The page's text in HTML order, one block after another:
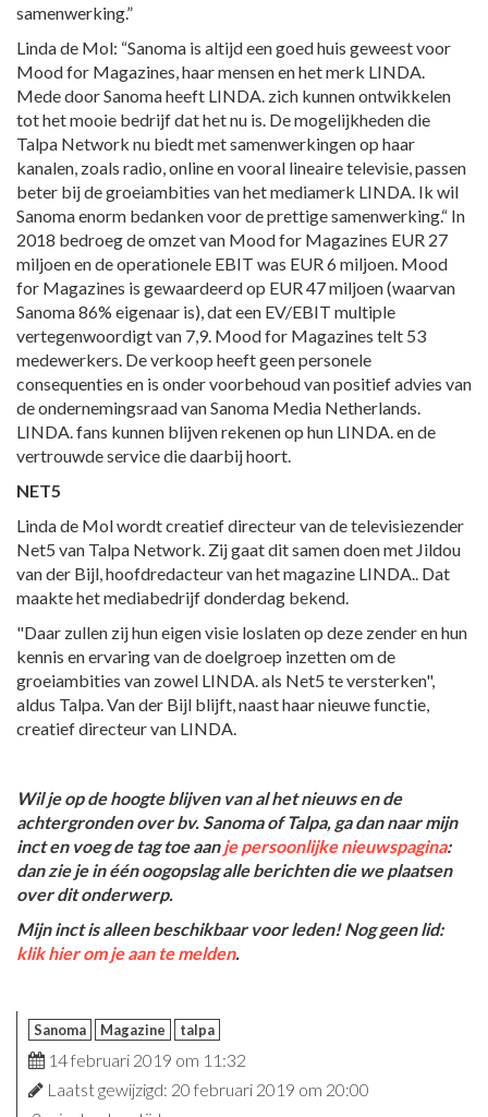
samenwerking.”
Linda de Mol: “Sanoma is altijd een goed huis geweest voor
Mood for Magazines, haar mensen en het merk LINDA.
Mede door Sanoma heeft LINDA. zich kunnen ontwikkelen
tot het mooie bedrijf dat het nu is. De mogelijkheden die
Talpa Network nu biedt met samenwerkingen op haar
kanalen, zoals radio, online en vooral lineaire televisie, passen
beter bij de groeiambities van het mediamerk LINDA. Ik wil
Sanoma enorm bedanken voor de prettige samenwerking.“ In
2018 bedroeg de omzet van Mood for Magazines EUR 27
miljoen en de operationele EBIT was EUR 6 miljoen. Mood
for Magazines is gewaardeerd op EUR 47 miljoen (waarvan
Sanoma 86% eigenaar is), dat een EV/EBIT multiple
vertegenwoordigt van 7,9. Mood for Magazines telt 53
medewerkers. De verkoop heeft geen personele
consequenties en is onder voorbehoud van positief advies van
de ondernemingsraad van Sanoma Media Netherlands.
LINDA. fans kunnen blijven rekenen op hun LINDA. en de
vertrouwde service die daarbij hoort.
NET5
Linda de Mol wordt creatief directeur van de televisiezender
Net5 van Talpa Network. Zij gaat dit samen doen met Jildou
van der Bijl, hoofdredacteur van het magazine LINDA.. Dat
maakte het mediabedrijf donderdag bekend.
"Daar zullen zij hun eigen visie loslaten op deze zender en hun
kennis en ervaring van de doelgroep inzetten om de
groeiambities van zowel LINDA. als Net5 te versterken",
aldus Talpa. Van der Bijl blijft, naast haar nieuwe functie,
creatief directeur van LINDA.
Wil je op de hoogte blijven van al het nieuws en de
achtergronden over bv. Sanoma of Talpa, ga dan naar mijn
inct en voeg de tag toe aanje persoonlijke nieuwspagina:
dan zie je in één oogopslag alle berichten die we plaatsen
over dit onderwerp.
Mijn inct is alleen beschikbaar voor leden! Nog geen lid:
klik hier om je aan te melden.
Sanoma Magazine talpa
14 februari 2019 om 11:32
Laatst gewijzigd: 20 februari 2019 om 20:00